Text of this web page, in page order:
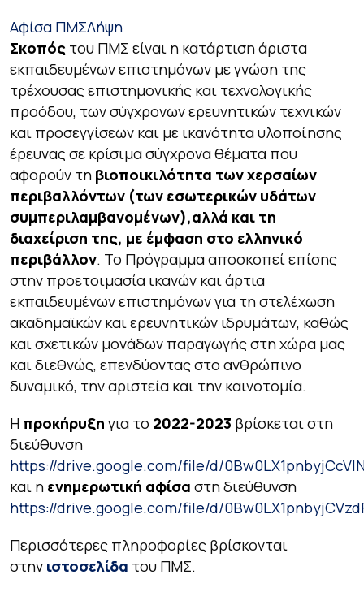
Αφίσα ΠΜΣΛήψη
Σκοπός του ΠΜΣ είναι η κατάρτιση άριστα
εκπαιδευμένων επιστημόνων με γνώση της
τρέχουσας επιστημονικής και τεχνολογικής
προόδου, των σύγχρονων ερευνητικών τεχνικών
και προσεγγίσεων και με ικανότητα υλοποίησης
έρευνας σε κρίσιμα σύγχρονα θέματα που
αφορούν τη βιοποικιλότητα των χερσαίων
περιβαλλόντων (των εσωτερικών υδάτων
συμπεριλαμβανομένων),αλλά και τη
διαχείριση της, με έμφαση στο ελληνικό
περιβάλλον. Το Πρόγραμμα αποσκοπεί επίσης
στην προετοιμασία ικανών και άρτια
εκπαιδευμένων επιστημόνων για τη στελέχωση
ακαδημαϊκών και ερευνητικών ιδρυμάτων, καθώς
και σχετικών μονάδων παραγωγής στη χώρα μας
και διεθνώς, επενδύοντας στο ανθρώπινο
δυναμικό, την αριστεία και την καινοτομία.
Η προκήρυξη για το 2022-2023 βρίσκεται στη
διεύθυνση
https://drive.google.com/file/d/
και η ενημερωτική αφίσα στη διεύθυνση
https://drive.google.com/file/d/
Περισσότερες πληροφορίες βρίσκονται
στην ιστοσελίδα του ΠΜΣ.